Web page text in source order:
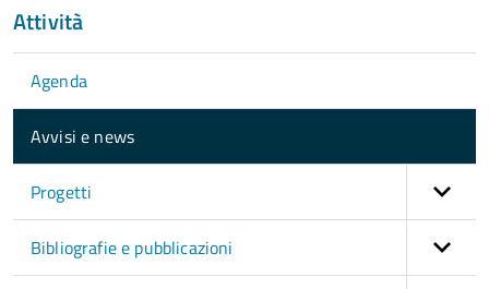
Attività
Agenda
Avvisi e news
Progetti
Bibliografie e pubblicazioni